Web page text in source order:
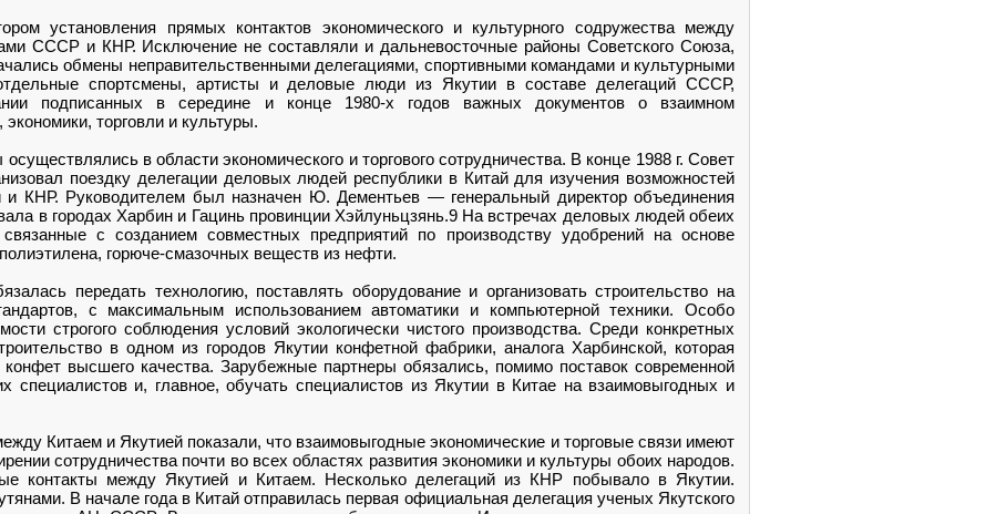
установления прямых контактов экономического и культурного содружества между
СССР и КНР. Исключение не составляли и дальневосточные районы Советского Союза,
обмены неправительственными делегациями, спортивными командами и культурными
спортсмены, артисты и деловые люди из Якутии в составе делегаций СССР,
подписанных в середине и конце 1980-х годов важных документов о взаимном
торговли и культуры.
в области экономического и торгового сотрудничества. В конце 1988 г. Совет
поездку делегации деловых людей республики в Китай для изучения возможностей
и КНР. Руководителем был назначен Ю. Дементьев — генеральный директор объединения
в городах Харбин и Гацинь провинции Хэйлуньцзянь.9 На встречах деловых людей обеих
с созданием совместных предприятий по производству удобрений на основе
горюче-смазочных веществ из нефти.
передать технологию, поставлять оборудование и организовать строительство на
с максимальным использованием автоматики и компьютерной техники. Особо
строгого соблюдения условий экологически чистого производства. Среди конкретных
в одном из городов Якутии конфетной фабрики, аналога Харбинской, которая
высшего качества. Зарубежные партнеры обязались, помимо поставок современной
специалистов и, главное, обучать специалистов из Якутии в Китае на взаимовыгодных и
Китаем и Якутией показали, что взаимовыгодные экономические и торговые связи имеют
сотрудничества почти во всех областях развития экономики и культуры обоих народов.
контакты между Якутией и Китаем. Несколько делегаций из КНР побывало в Якутии.
В начале года в Китай отправилась первая официальная делегация ученых Якутского